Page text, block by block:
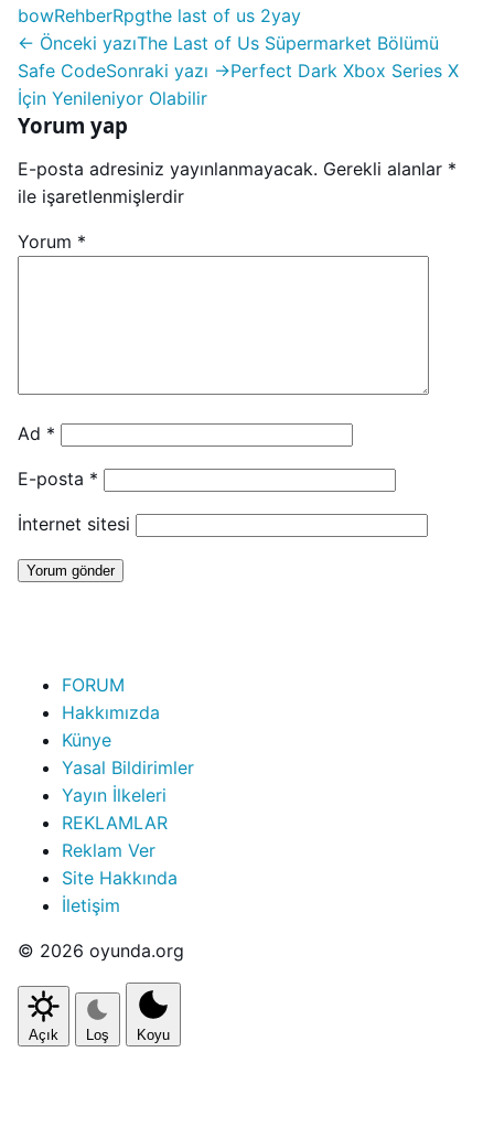
bowRehberRpgthe last of us 2yay
← Önceki yazıThe Last of Us Süpermarket Bölümü
Safe CodeSonraki yazı →Perfect Dark Xbox Series X
İçin Yenileniyor Olabilir
Yorum yap
E-posta adresiniz yayınlanmayacak. Gerekli alanlar *
ile işaretlenmişlerdir
Yorum *
Ad *
E-posta *
İnternet sitesi
FORUM
Hakkımızda
Künye
Yasal Bildirimler
Yayın İlkeleri
REKLAMLAR
Reklam Ver
Site Hakkında
İletişim
© 2026 oyunda.org
Açık Loş Koyu